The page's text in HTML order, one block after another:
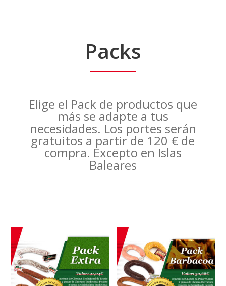
Packs
Elige el Pack de productos que
más se adapte a tus
necesidades. Los portes serán
gratuitos a partir de 120 € de
compra. Excepto en Islas
Baleares